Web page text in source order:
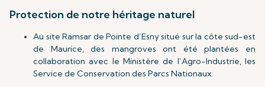
Protection de notre héritage naturel
Au site Ramsar de Pointe d’Esny situé sur la côte sud-est
de Maurice, des mangroves ont été plantées en
collaboration avec le Ministère de l’Agro-Industrie, les
Service de Conservation des Parcs Nationaux.